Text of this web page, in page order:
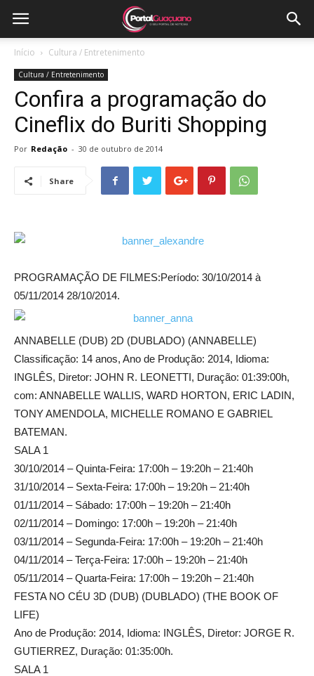
Início Cultura / Entretenimento
Cultura / Entretenimento
Confira a programação do
Cineflix do Buriti Shopping
Por Redação - 30 de outubro de 2014
Share
PROGRAMAÇÃO DE FILMES:Período: 30/10/2014 à
05/11/2014 28/10/2014.
ANNABELLE (DUB) 2D (DUBLADO) (ANNABELLE)
Classificação: 14 anos, Ano de Produção: 2014, Idioma:
INGLÊS, Diretor: JOHN R. LEONETTI, Duração: 01:39:00h,
com: ANNABELLE WALLIS, WARD HORTON, ERIC LADIN,
TONY AMENDOLA, MICHELLE ROMANO E GABRIEL
BATEMAN.
SALA 1
30/10/2014 – Quinta-Feira: 17:00h – 19:20h – 21:40h
31/10/2014 – Sexta-Feira: 17:00h – 19:20h – 21:40h
01/11/2014 – Sábado: 17:00h – 19:20h – 21:40h
02/11/2014 – Domingo: 17:00h – 19:20h – 21:40h
03/11/2014 – Segunda-Feira: 17:00h – 19:20h – 21:40h
04/11/2014 – Terça-Feira: 17:00h – 19:20h – 21:40h
05/11/2014 – Quarta-Feira: 17:00h – 19:20h – 21:40h
FESTA NO CÉU 3D (DUB) (DUBLADO) (THE BOOK OF
LIFE)
Ano de Produção: 2014, Idioma: INGLÊS, Diretor: JORGE R.
GUTIERREZ, Duração: 01:35:00h.
SALA 1